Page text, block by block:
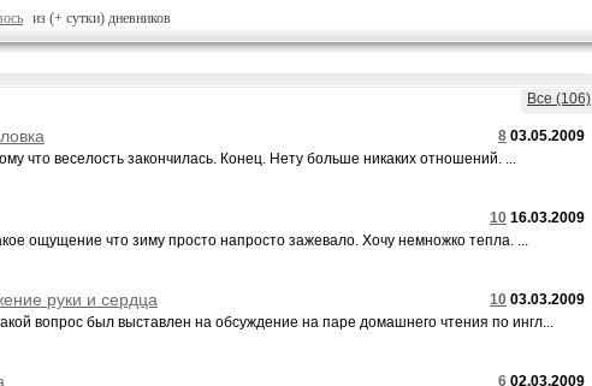
из (+ сутки) дневников
Все (106)
8 03.05.2009
что веселость закончилась. Конец. Нету больше никаких отношений. ...
10 16.03.2009
ощущение что зиму просто напросто зажевало. Хочу немножко тепла. ...
10 03.03.2009
руки и сердца
вопрос был выставлен на обсуждение на паре домашнего чтения по ингл...
6 02.03.2009